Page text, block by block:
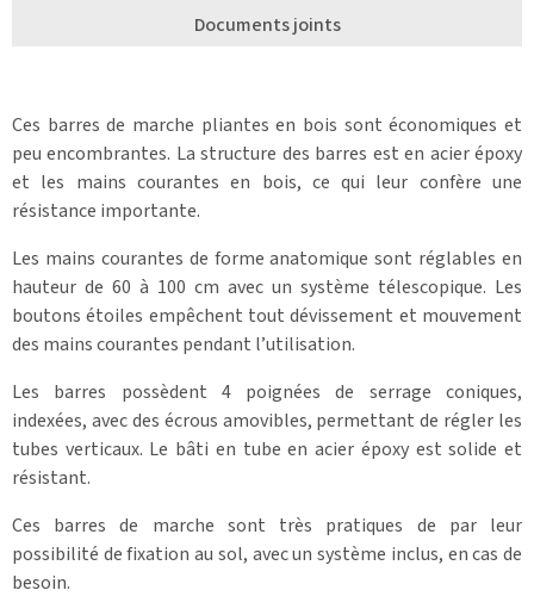
Documents joints
Ces barres de marche pliantes en bois sont économiques et
peu encombrantes. La structure des barres est en acier époxy
et les mains courantes en bois, ce qui leur confère une
résistance importante.
Les mains courantes de forme anatomique sont réglables en
hauteur de 60 à 100 cm avec un système télescopique. Les
boutons étoiles empêchent tout dévissement et mouvement
des mains courantes pendant l’utilisation.
Les barres possèdent 4 poignées de serrage coniques,
indexées, avec des écrous amovibles, permettant de régler les
tubes verticaux. Le bâti en tube en acier époxy est solide et
résistant.
Ces barres de marche sont très pratiques de par leur
possibilité de fixation au sol, avec un système inclus, en cas de
besoin.